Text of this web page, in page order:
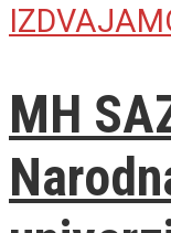
MH